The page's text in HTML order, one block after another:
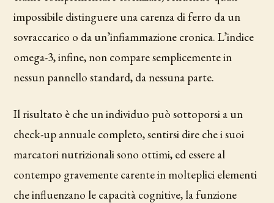
impossibile distinguere una carenza di ferro da un
sovraccarico o da un’infiammazione cronica. L’indice
omega-3, infine, non compare semplicemente in
nessun pannello standard, da nessuna parte.
Il risultato è che un individuo può sottoporsi a un
check-up annuale completo, sentirsi dire che i suoi
marcatori nutrizionali sono ottimi, ed essere al
contempo gravemente carente in molteplici elementi
che influenzano le capacità cognitive, la funzione